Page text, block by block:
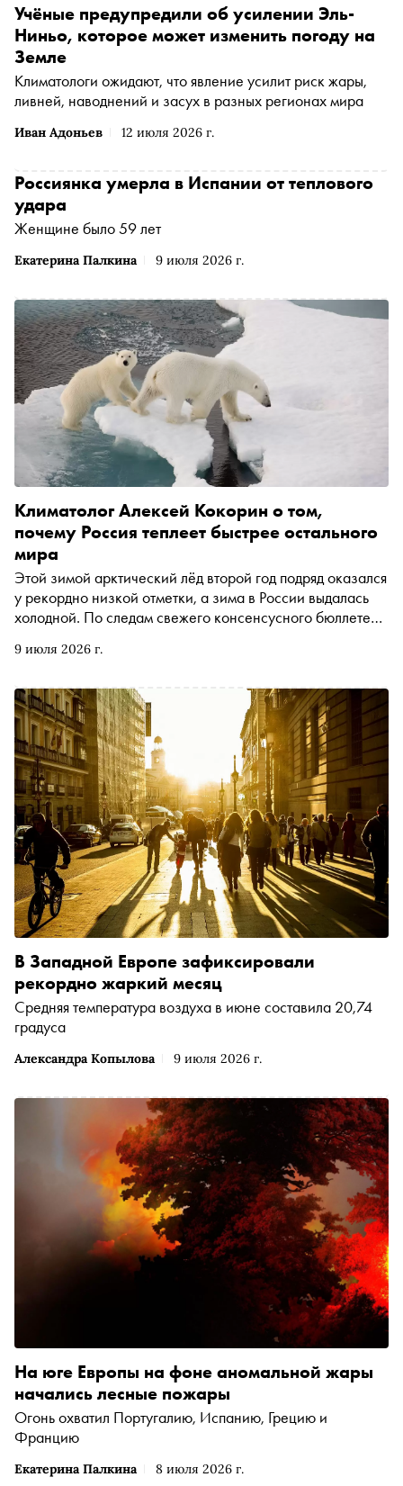
Иван Адоньев 12 июля 2026 г.
Учёные предупредили об усилении Эль-
Ниньо, которое может изменить погоду на
Земле
Климатологи ожидают, что явление усилит риск жары,
ливней, наводнений и засух в разных регионах мира
Екатерина Палкина 9 июля 2026 г.
Россиянка умерла в Испании от теплового
удара
Женщине было 59 лет
9 июля 2026 г.
Климатолог Алексей Кокорин о том,
почему Россия теплеет быстрее остального
мира
Этой зимой арктический лёд второй год подряд оказался
у рекордно низкой отметки, а зима в России выдалась
холодной. По следам свежего консенсусного бюллетеня
с экспертом по вопросам климата фонда «Природа и
таяние и морозы совсем не противоречат друг другу,
отчего Россия теплеет быстрее других стран и что
меняется в привычной жизни россиян уже сейчас
Александра Копылова 9 июля 2026 г.
В Западной Европе зафиксировали
рекордно жаркий месяц
Средняя температура воздуха в июне составила 20,74
градуса
Екатерина Палкина 8 июля 2026 г.
На юге Европы на фоне аномальной жары
начались лесные пожары
Огонь охватил Португалию, Испанию, Грецию и
Францию